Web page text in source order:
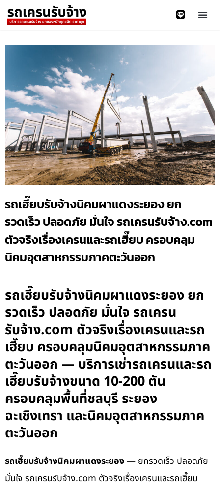
รถเฮี๊ยบรับจ้างนิคมผาแดงระยอง ยก
รวดเร็ว ปลอดภัย มั่นใจ รถเครนรับจ้าง.com
ตัวจริงเรื่องเครนและรถเฮี๊ยบ ครอบคลุม
นิคมอุตสาหกรรมภาคตะวันออก
รถเฮี๊ยบรับจ้างนิคมผาแดงระยอง ยก
รวดเร็ว ปลอดภัย มั่นใจ รถเครน
รับจ้าง.com ตัวจริงเรื่องเครนและรถ
เฮี๊ยบ ครอบคลุมนิคมอุตสาหกรรมภาค
ตะวันออก — บริการเช่ารถเครนและรถ
เฮี๊ยบรับจ้างขนาด 10-200 ตัน
ครอบคลุมพื้นที่ชลบุรี ระยอง
ฉะเชิงเทรา และนิคมอุตสาหกรรมภาค
ตะวันออก
รถเฮี๊ยบรับจ้างนิคมผาแดงระยอง— ยกรวดเร็ว ปลอดภัย
มั่นใจ รถเครนรับจ้าง.com ตัวจริงเรื่องเครนและรถเฮี๊ยบ